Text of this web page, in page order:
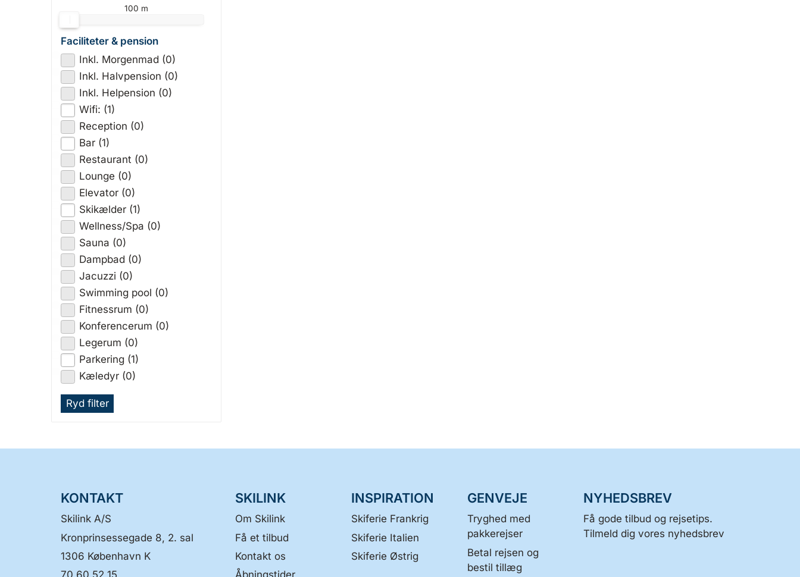
100 m
Faciliteter & pension
Inkl. Morgenmad (0)
Inkl. Halvpension (0)
Inkl. Helpension (0)
Wifi: (1)
Reception (0)
Bar (1)
Restaurant (0)
Lounge (0)
Elevator (0)
Skikælder (1)
Wellness/Spa (0)
Sauna (0)
Dampbad (0)
Jacuzzi (0)
Swimming pool (0)
Fitnessrum (0)
Konferencerum (0)
Legerum (0)
Parkering (1)
Kæledyr (0)
Ryd filter
KONTAKT
Skilink A/S
Kronprinsessegade 8, 2. sal
1306 København K
SKILINK
Om Skilink
Få et tilbud
Kontakt os
INSPIRATION
Skiferie Frankrig
Skiferie Italien
Skiferie Østrig
GENVEJE
Tryghed med
pakkerejser
Betal rejsen og
bestil tillæg
NYHEDSBREV
Få gode tilbud og rejsetips.
Tilmeld dig vores nyhedsbrev